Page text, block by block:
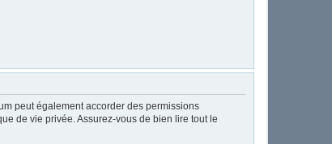
peut également accorder des permissions
de vie privée. Assurez-vous de bien lire tout le